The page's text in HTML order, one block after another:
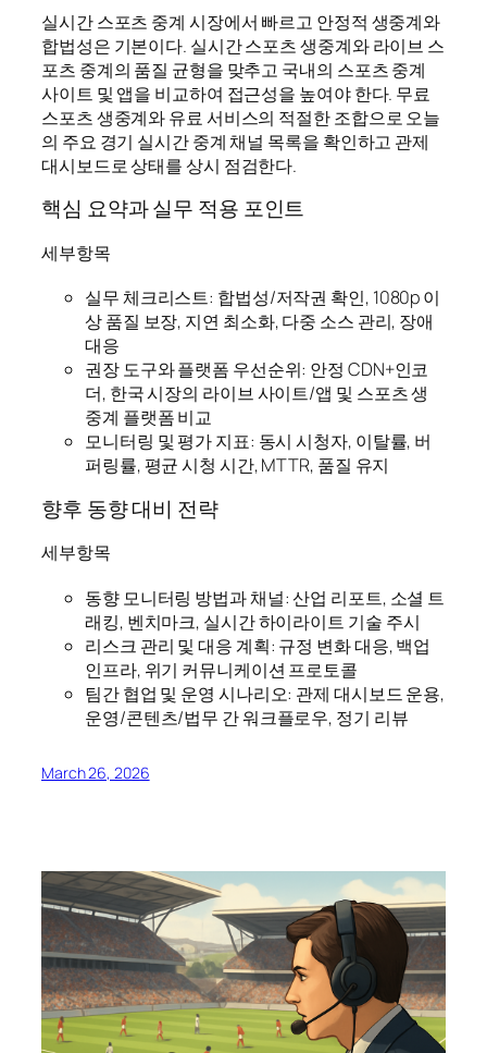
실시간 스포츠 중계 시장에서 빠르고 안정적 생중계와
합법성은 기본이다. 실시간 스포츠 생중계와 라이브 스
포츠 중계의 품질 균형을 맞추고 국내의 스포츠 중계
사이트 및 앱을 비교하여 접근성을 높여야 한다. 무료
스포츠 생중계와 유료 서비스의 적절한 조합으로 오늘
의 주요 경기 실시간 중계 채널 목록을 확인하고 관제
대시보드로 상태를 상시 점검한다.
핵심 요약과 실무 적용 포인트
세부항목
실무 체크리스트: 합법성/저작권 확인, 1080p 이
상 품질 보장, 지연 최소화, 다중 소스 관리, 장애
대응
권장 도구와 플랫폼 우선순위: 안정 CDN+인코
더, 한국 시장의 라이브 사이트/앱 및 스포츠 생
중계 플랫폼 비교
모니터링 및 평가 지표: 동시 시청자, 이탈률, 버
퍼링률, 평균 시청 시간, MTTR, 품질 유지
향후 동향 대비 전략
세부항목
동향 모니터링 방법과 채널: 산업 리포트, 소셜 트
래킹, 벤치마크, 실시간 하이라이트 기술 주시
리스크 관리 및 대응 계획: 규정 변화 대응, 백업
인프라, 위기 커뮤니케이션 프로토콜
팀간 협업 및 운영 시나리오: 관제 대시보드 운용,
운영/콘텐츠/법무 간 워크플로우, 정기 리뷰
March 26, 2026